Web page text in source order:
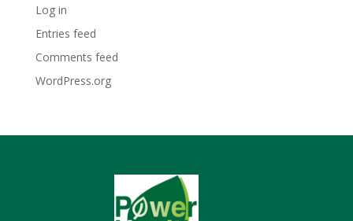
Log in
Entries feed
Comments feed
WordPress.org